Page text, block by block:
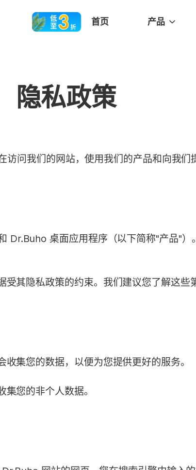
首页 产品
隐私政策
问我们的网站，使用我们的产品和向我们
Dr.Buho 桌面应用程序（以下简称"产品"
其隐私政策的约束。我们建议您了解这些
集您的数据，以便为您提供更好的服务。
您的非个人数据。